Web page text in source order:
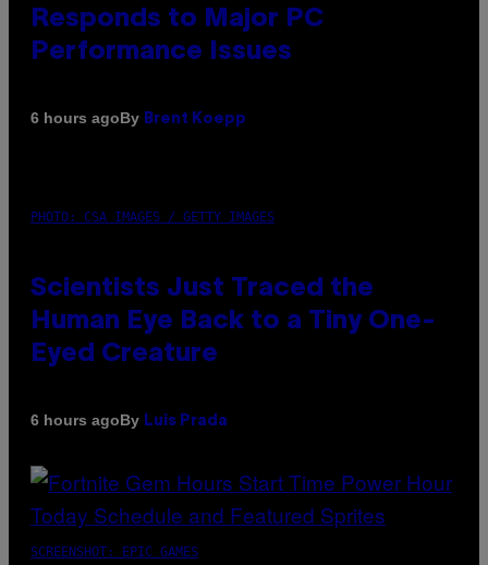
Responds to Major PC
Performance Issues
6 hours agoBy Brent Koepp
PHOTO: CSA IMAGES / GETTY IMAGES
Scientists Just Traced the
Human Eye Back to a Tiny One-
Eyed Creature
6 hours agoBy Luis Prada
SCREENSHOT: EPIC GAMES